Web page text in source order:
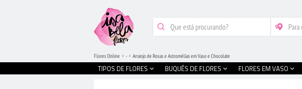
TIPOS DE FLORES BUQUÊS DE FLORES FLORES EM VASO
Flores Online - Arranjo de Rosas e Astromélias em Vaso e Chocolate